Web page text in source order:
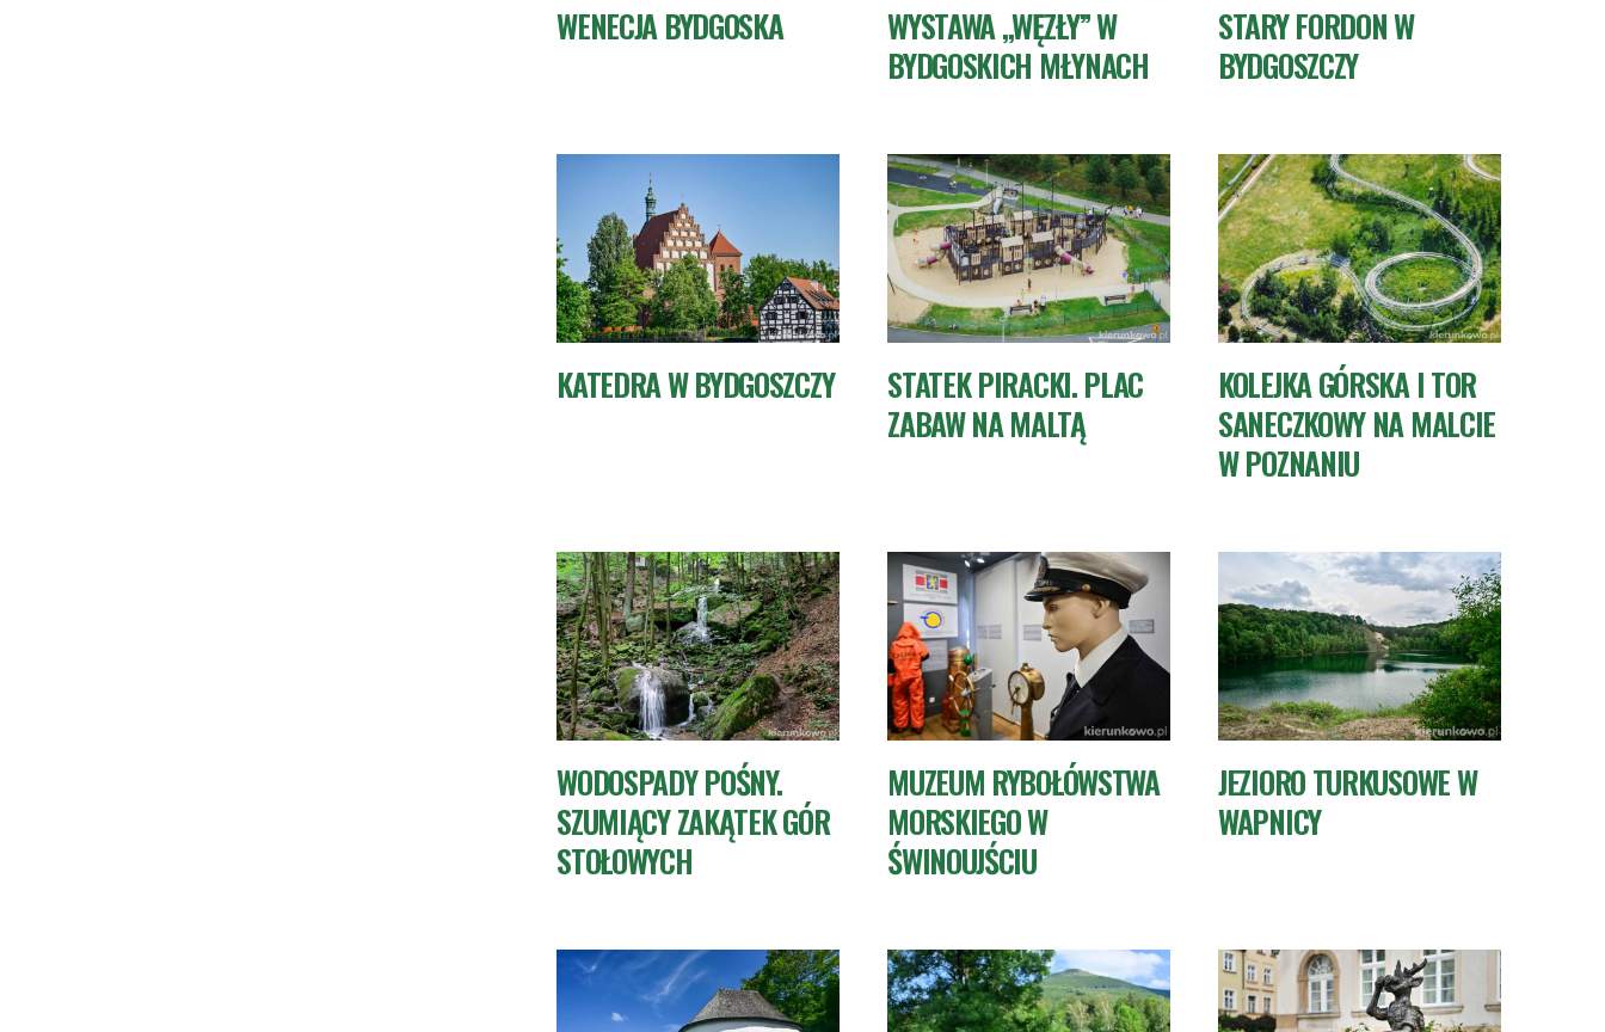
WENECJA BYDGOSKA
WYSTAWA „WĘZŁY” W
BYDGOSKICH MŁYNACH
STARY FORDON W
BYDGOSZCZY
KATEDRA W BYDGOSZCZY
STATEK PIRACKI. PLAC
ZABAW NA MALTĄ
KOLEJKA GÓRSKA I TOR
SANECZKOWY NA MALCIE
W POZNANIU
WODOSPADY POŚNY.
SZUMIĄCY ZAKĄTEK GÓR
STOŁOWYCH
MUZEUM RYBOŁÓWSTWA
MORSKIEGO W
ŚWINOUJŚCIU
JEZIORO TURKUSOWE W
WAPNICY